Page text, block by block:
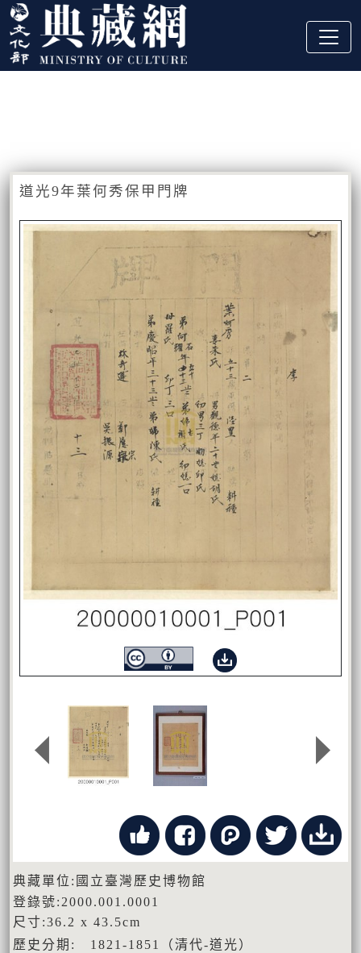
跳到主要內容
:::
道光9年葉何秀保甲門牌
典藏單位:國立臺灣歷史博物館
登錄號:2000.001.0001
尺寸:36.2 x 43.5cm
歷史分期: 1821-1851（清代-道光）